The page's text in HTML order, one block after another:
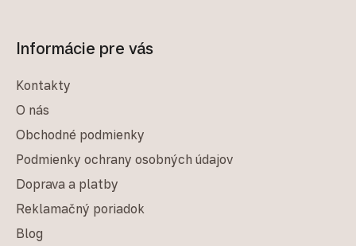
Informácie pre vás
Kontakty
O nás
Obchodné podmienky
Podmienky ochrany osobných údajov
Doprava a platby
Reklamačný poriadok
Blog